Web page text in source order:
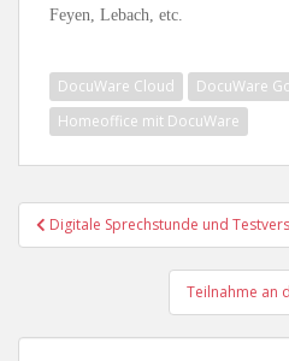
Feyen, Lebach, etc.
DocuWare Cloud
DocuWare
Homeoffice mit DocuWare
Digitale Sprechstunde und
Teilnahme an